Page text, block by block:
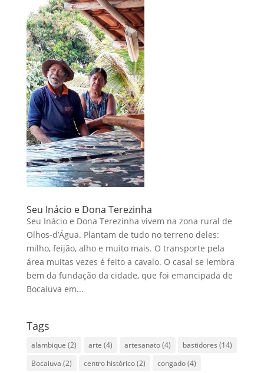
Seu Inácio e Dona Terezinha
Seu Inácio e Dona Terezinha vivem na zona rural de
Olhos-d’Água. Plantam de tudo no terreno deles:
milho, feijão, alho e muito mais. O transporte pela
área muitas vezes é feito a cavalo. O casal se lembra
bem da fundação da cidade, que foi emancipada de
Bocaiuva em...
Tags
alambique (2) arte (4) artesanato(4) bastidores (14)
Bocaiuva (2) centro histórico(2) congado(4)